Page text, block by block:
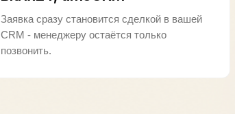
Заявка сразу становится сделкой в вашей
CRM - менеджеру остаётся только
позвонить.